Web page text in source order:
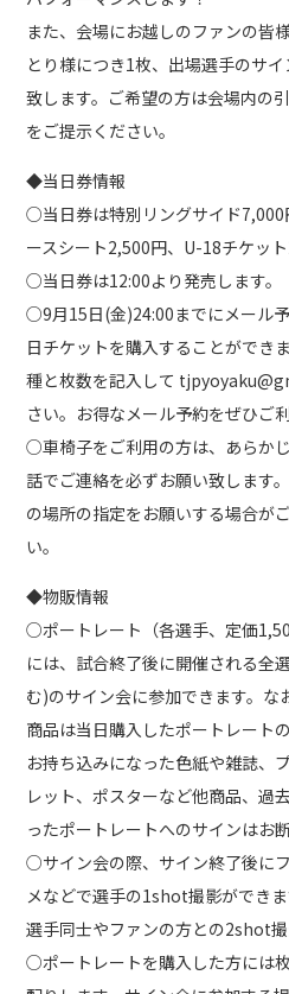
また、会場にお越しのファンの皆
とり様につき1枚、出場選手のサ
致します。ご希望の方は会場内の
をご提示ください。
◆当日券情報
○当日券は特別リングサイド7,000
ースシート2,500円、U-18チケッ
○当日券は12:00より発売します。
○9月15日(金)24:00までにメール
日チケットを購入することができ
種と枚数を記入して
さい。お得なメール予約をぜひご
○車椅子をご利用の方は、あらか
話でご連絡を必ずお願い致します
の場所の指定をお願いする場合が
い。
◆物販情報
○ポートレート（各選手、定価
には、試合終了後に開催される全
む)のサイン会に参加できます。な
商品は当日購入したポートレート
お持ち込みになった色紙や雑誌、
レット、ポスターなど他商品、過
ったポートレートへのサインはお
○サイン会の際、サイン終了後に
メなどで選手の1shot撮影ができま
選手同士やファンの方との2shot撮
○ポートレートを購入した方には